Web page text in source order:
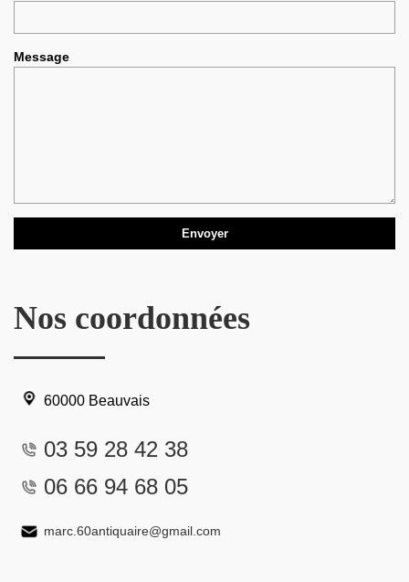
Message
Nos coordonnées
60000 Beauvais
03 59 28 42 38
06 66 94 68 05
marc.60antiquaire@gmail.com